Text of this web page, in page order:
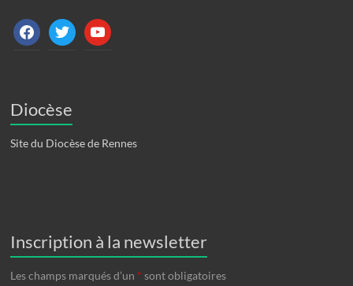
facebooktwitter youtube
Diocèse
Site du Diocèse de Rennes
Inscription à la newsletter
Les champs marqués d’un * sont obligatoires